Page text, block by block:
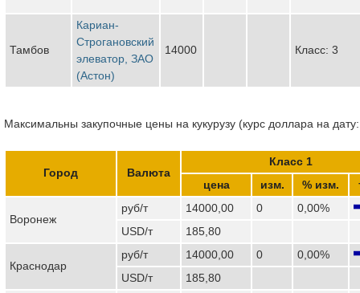
Тамбов
Кариан-
Строгановский
элеватор, ЗАО
(Астон)
14000 Класс: 3
Максимальны закупочные цены на кукурузу (курс доллара на
Город Валюта
Класс 1
цена
изм. % изм.
Воронеж
руб/т 14000,00 0
0,00%
USD/т
185,80
Краснодар
руб/т 14000,00 0
0,00%
USD/т
185,80